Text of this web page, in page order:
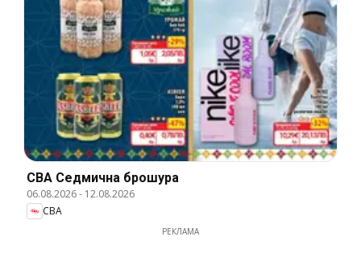
CBA Cедмична брошура
06.08.2026- 12.08.2026
CBA
РЕКЛАМА